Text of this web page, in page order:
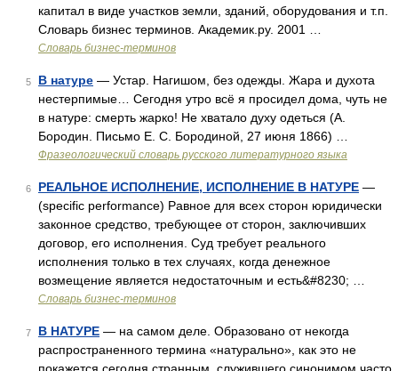
капитал в виде участков земли, зданий, оборудования и т.п.
Словарь бизнес терминов. Академик.ру. 2001 …
Словарь бизнес-терминов
5 В натуре — Устар. Нагишом, без одежды. Жара и духота
нестерпимые… Сегодня утро всё я просидел дома, чуть не
в натуре: смерть жарко! Не хватало духу одеться (А.
Бородин. Письмо Е. С. Бородиной, 27 июня 1866) …
Фразеологический словарь русского литературного языка
6 РЕАЛЬНОЕ ИСПОЛНЕНИЕ, ИСПОЛНЕНИЕ В НАТУРЕ —
(specific performance) Равное для всех сторон юридически
законное средство, требующее от сторон, заключивших
договор, его исполнения. Суд требует реального
исполнения только в тех случаях, когда денежное
возмещение является недостаточным и есть&#8230; …
Словарь бизнес-терминов
7 В НАТУРЕ — на самом деле. Образовано от некогда
распространенного термина «натурально», как это не